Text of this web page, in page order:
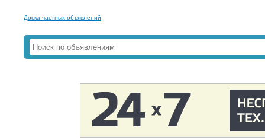
Доска частных объявлений